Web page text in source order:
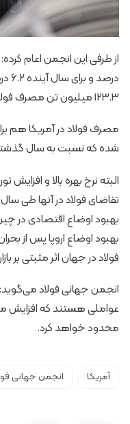
123.3 میلیون تن مصرف فولاد خواهد داشت.
شده که نسبت به سال گذشته رشد 1.3 درصدی
البته نرخ بهره بالا و
تقاضای فولاد در آنها طی
بهبود اوضاع اقتصادی در
بهبود اوضاع اروپا پس از
فولاد در جهان اثر مثبتی بر
انجمن جهانی فولاد می‌گوید:
محدود خواهد کرد.
آمریکا انجمن جهانی